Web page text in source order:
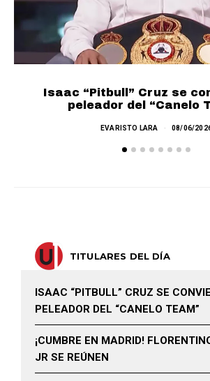
Isaac “Pitbull” Cruz se
peleador del “Canelo
EVARISTO LARA 08/06/
TITULARES DEL DÍA
ISAAC “PITBULL” CRUZ SE
PELEADOR DEL “CANELO TEAM”
¡CUMBRE EN MADRID!
JR SE REÚNEN